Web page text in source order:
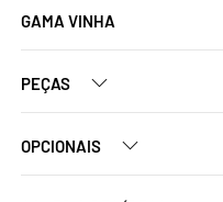
GAMA VINHA
PEÇAS
OPCIONAIS